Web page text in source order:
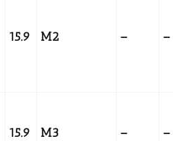
15.9 M2 – –
15.9 M3 – –